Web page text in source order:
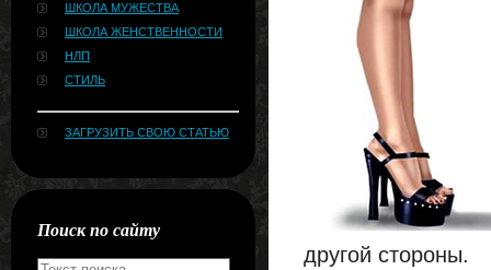
ШКОЛА МУЖЕСТВА
ШКОЛА ЖЕНСТВЕННОСТИ
НЛП
СТИЛЬ
ЗАГРУЗИТЬ СВОЮ СТАТЬЮ
Поиск по сайту
другой стороны.